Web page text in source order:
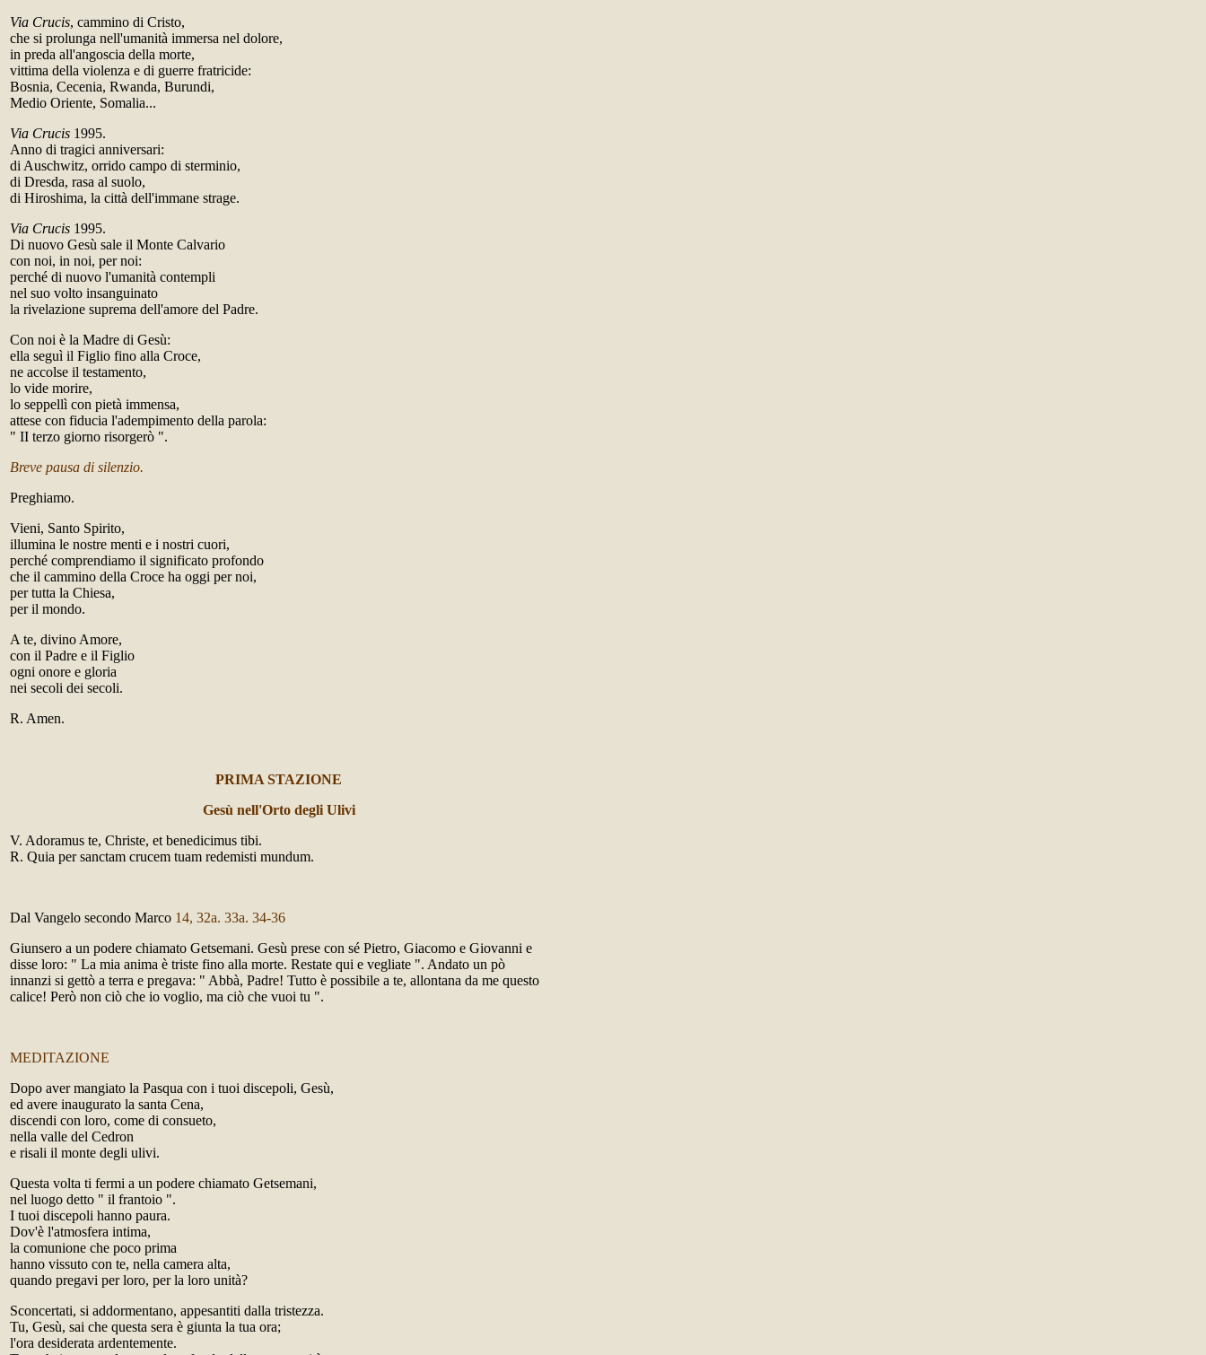
Via Crucis, cammino di Cristo,
che si prolunga nell'umanità immersa nel dolore,
in preda all'angoscia della morte,
vittima della violenza e di guerre fratricide:
Bosnia, Cecenia, Rwanda, Burundi,
Medio Oriente, Somalia...
Via Crucis 1995.
Anno di tragici anniversari:
di Auschwitz, orrido campo di sterminio,
di Dresda, rasa al suolo,
di Hiroshima, la città dell'immane strage.
Via Crucis 1995.
Di nuovo Gesù sale il Monte Calvario
con noi, in noi, per noi:
perché di nuovo l'umanità contempli
nel suo volto insanguinato
la rivelazione suprema dell'amore del Padre.
Con noi è la Madre di Gesù:
ella seguì il Figlio fino alla Croce,
ne accolse il testamento,
lo vide morire,
lo seppellì con pietà immensa,
attese con fiducia l'adempimento della parola:
" II terzo giorno risorgerò ".
Breve pausa di silenzio.
Preghiamo.
Vieni, Santo Spirito,
illumina le nostre menti e i nostri cuori,
perché comprendiamo il significato profondo
che il cammino della Croce ha oggi per noi,
per tutta la Chiesa,
per il mondo.
A te, divino Amore,
con il Padre e il Figlio
ogni onore e gloria
nei secoli dei secoli.
R. Amen.
PRIMA STAZIONE
Gesù nell'Orto degli Ulivi
V. Adoramus te, Christe, et benedicimus tibi.
R. Quia per sanctam crucem tuam redemisti mundum.
Dal Vangelo secondo Marco 14, 32a. 33a. 34-36
Giunsero a un podere chiamato Getsemani. Gesù prese con sé Pietro, Giacomo e Giovanni e
disse loro: " La mia anima è triste fino alla morte. Restate qui e vegliate ". Andato un pò
innanzi si gettò a terra e pregava: " Abbà, Padre! Tutto è possibile a te, allontana da me questo
calice! Però non ciò che io voglio, ma ciò che vuoi tu ".
MEDITAZIONE
Dopo aver mangiato la Pasqua con i tuoi discepoli, Gesù,
ed avere inaugurato la santa Cena,
discendi con loro, come di consueto,
nella valle del Cedron
e risali il monte degli ulivi.
Questa volta ti fermi a un podere chiamato Getsemani,
nel luogo detto " il frantoio ".
I tuoi discepoli hanno paura.
Dov'è l'atmosfera intima,
la comunione che poco prima
hanno vissuto con te, nella camera alta,
quando pregavi per loro, per la loro unità?
Sconcertati, si addormentano, appesantiti dalla tristezza.
Tu, Gesù, sai che questa sera è giunta la tua ora;
l'ora desiderata ardentemente.